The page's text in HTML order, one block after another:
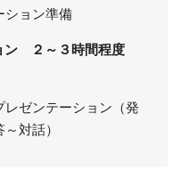
ション準備
ン ２～３時間程度
レゼンテーション（発
対話）